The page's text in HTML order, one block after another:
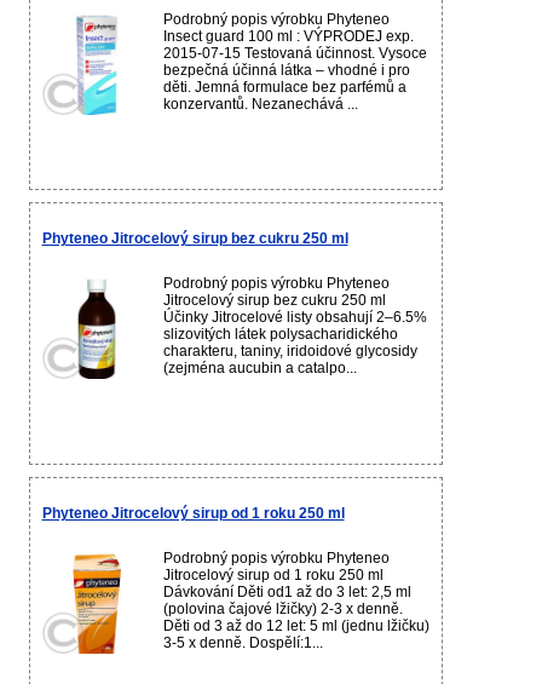
Podrobný popis výrobku Phyteneo
Insect guard 100 ml : VÝPRODEJ exp.
2015-07-15 Testovaná účinnost. Vysoce
bezpečná účinná látka – vhodné i pro
děti. Jemná formulace bez parfémů a
konzervantů. Nezanechává ...
Phyteneo Jitrocelový sirup bez cukru 250 ml
Podrobný popis výrobku Phyteneo
Jitrocelový sirup bez cukru 250 ml
Účinky Jitrocelové listy obsahují 2–6.5%
slizovitých látek polysacharidického
charakteru, taniny, iridoidové glycosidy
(zejména aucubin a catalpo...
Phyteneo Jitrocelový sirup od 1 roku 250 ml
Podrobný popis výrobku Phyteneo
Jitrocelový sirup od 1 roku 250 ml
Dávkování Děti od1 až do 3 let: 2,5 ml
(polovina čajové lžičky) 2-3 x denně.
Děti od 3 až do 12 let: 5 ml (jednu lžičku)
3-5 x denně. Dospělí:1...